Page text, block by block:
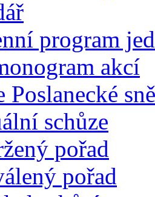
program
akcí
Poslanecké
schůze
pořad
pořad